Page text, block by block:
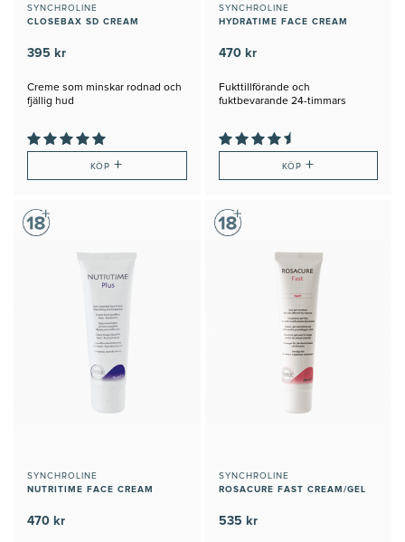
SYNCHROLINE
CLOSEBAX SD CREAM
395 kr
Creme som minskar rodnad och
fjällig hud
KÖP+
SYNCHROLINE
HYDRATIME FACE CREAM
470 kr
Fukttillförande och
fuktbevarande 24-timmars
KÖP +
SYNCHROLINE
NUTRITIME FACE CREAM
470 kr
SYNCHROLINE
ROSACURE FAST CREAM/GEL
535 kr